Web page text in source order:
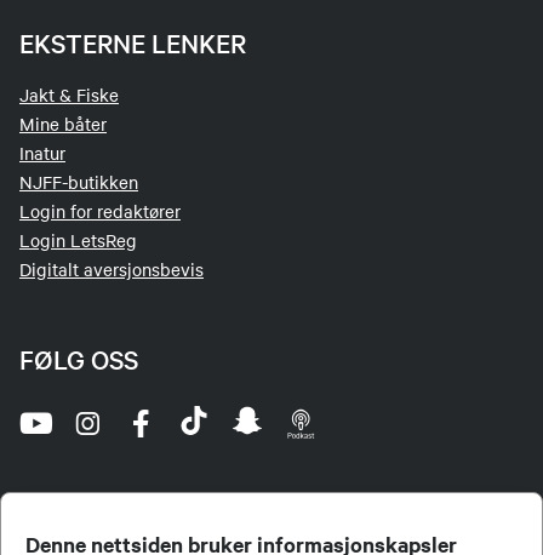
Denne nettsiden bruker informasjonskapsler
EKSTERNE LENKER
Jakt & Fiske
Mine båter
Inatur
NJFF-butikken
Login for redaktører
Login LetsReg
Digitalt aversjonsbevis
FØLG OSS